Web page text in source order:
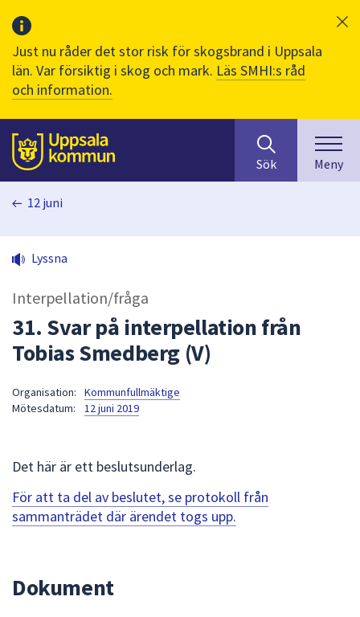
Just nu råder det stor risk för skogsbrand i Uppsala
län. Var försiktig i skog och mark. Läs SMHI:s råd
och information.
Till sidans
huvudinnehåll
efter
innehåll
på
sökfältet
kommer
för
att
navigera
Sök Meny
12 juni
Lyssna
Interpellation/fråga
31. Svar på interpellation från
Tobias Smedberg (V)
Organisation:
Kommunfullmäktige
Mötesdatum:
12 juni 2019
Det här är ett beslutsunderlag.
För att ta del av beslutet, se protokoll från
sammanträdet där ärendet togs upp.
Dokument